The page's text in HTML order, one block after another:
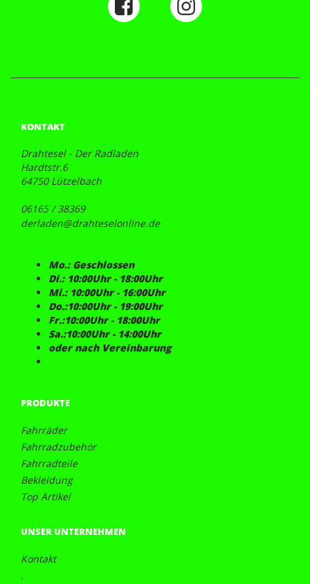
KONTAKT
Drahtesel - Der Radladen
Hardtstr.6
64750 Lützelbach
06165 / 38369
derladen@drahteselonline.de
Mo.: Geschlossen
Di.: 10:00Uhr - 18:00Uhr
Mi.: 10:00Uhr - 16:00Uhr
Do.:10:00Uhr - 19:00Uhr
Fr.:10:00Uhr - 18:00Uhr
Sa.:10:00Uhr - 14:00Uhr
oder nach Vereinbarung
PRODUKTE
Fahrräder
Fahrradzubehör
Fahrradteile
Bekleidung
Top Artikel
UNSER UNTERNEHMEN
Kontakt
.